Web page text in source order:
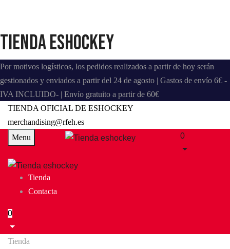
Tienda eshockey
Por motivos logísticos, los pedidos realizados a partir de hoy serán
gestionados y enviados a partir del 24 de agosto | Gastos de envío 6€ -
IVA INCLUIDO- | Envío gratuito a partir de 60€
TIENDA OFICIAL DE ESHOCKEY
merchandising@rfeh.es
Menu
0
Tienda
Contacta
0
Tienda